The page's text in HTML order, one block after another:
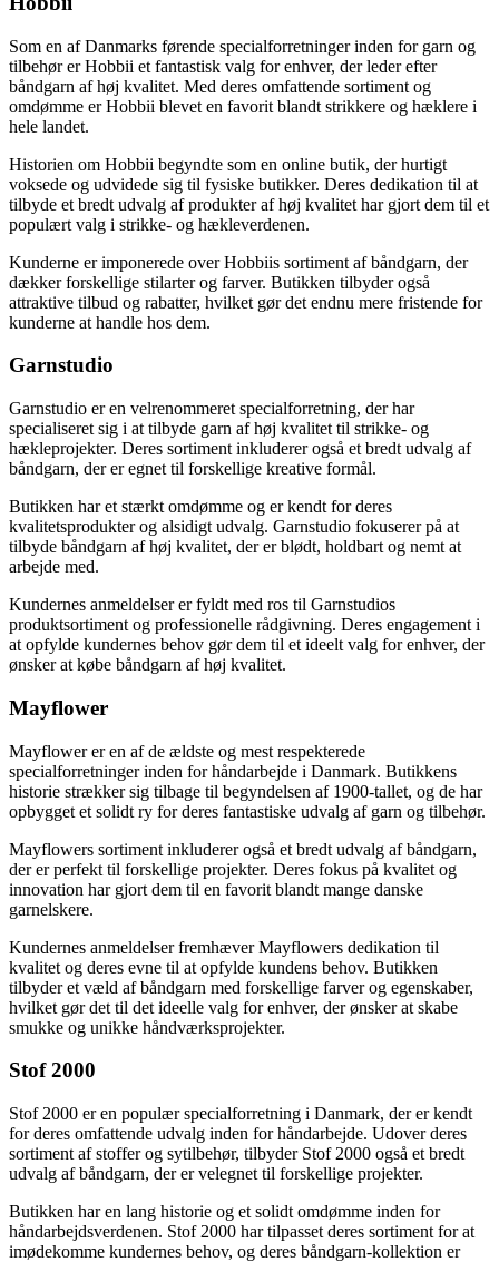
Som en af Danmarks førende specialforretninger inden for garn og
tilbehør er Hobbii et fantastisk valg for enhver, der leder efter
båndgarn af høj kvalitet. Med deres omfattende sortiment og
omdømme er Hobbii blevet en favorit blandt strikkere og hæklere i
hele landet.
Historien om Hobbii begyndte som en online butik, der hurtigt
voksede og udvidede sig til fysiske butikker. Deres dedikation til at
tilbyde et bredt udvalg af produkter af høj kvalitet har gjort dem til et
populært valg i strikke- og hækleverdenen.
Kunderne er imponerede over Hobbiis sortiment af båndgarn, der
dækker forskellige stilarter og farver. Butikken tilbyder også
attraktive tilbud og rabatter, hvilket gør det endnu mere fristende for
kunderne at handle hos dem.
Garnstudio
Garnstudio er en velrenommeret specialforretning, der har
specialiseret sig i at tilbyde garn af høj kvalitet til strikke- og
hækleprojekter. Deres sortiment inkluderer også et bredt udvalg af
båndgarn, der er egnet til forskellige kreative formål.
Butikken har et stærkt omdømme og er kendt for deres
kvalitetsprodukter og alsidigt udvalg. Garnstudio fokuserer på at
tilbyde båndgarn af høj kvalitet, der er blødt, holdbart og nemt at
arbejde med.
Kundernes anmeldelser er fyldt med ros til Garnstudios
produktsortiment og professionelle rådgivning. Deres engagement i
at opfylde kundernes behov gør dem til et ideelt valg for enhver, der
ønsker at købe båndgarn af høj kvalitet.
Mayflower
Mayflower er en af de ældste og mest respekterede
specialforretninger inden for håndarbejde i Danmark. Butikkens
historie strækker sig tilbage til begyndelsen af 1900-tallet, og de har
opbygget et solidt ry for deres fantastiske udvalg af garn og tilbehør.
Mayflowers sortiment inkluderer også et bredt udvalg af båndgarn,
der er perfekt til forskellige projekter. Deres fokus på kvalitet og
innovation har gjort dem til en favorit blandt mange danske
garnelskere.
Kundernes anmeldelser fremhæver Mayflowers dedikation til
kvalitet og deres evne til at opfylde kundens behov. Butikken
tilbyder et væld af båndgarn med forskellige farver og egenskaber,
hvilket gør det til det ideelle valg for enhver, der ønsker at skabe
smukke og unikke håndværksprojekter.
Stof 2000
Stof 2000 er en populær specialforretning i Danmark, der er kendt
for deres omfattende udvalg inden for håndarbejde. Udover deres
sortiment af stoffer og sytilbehør, tilbyder Stof 2000 også et bredt
udvalg af båndgarn, der er velegnet til forskellige projekter.
Butikken har en lang historie og et solidt omdømme inden for
håndarbejdsverdenen. Stof 2000 har tilpasset deres sortiment for at
imødekomme kundernes behov, og deres båndgarn-kollektion er